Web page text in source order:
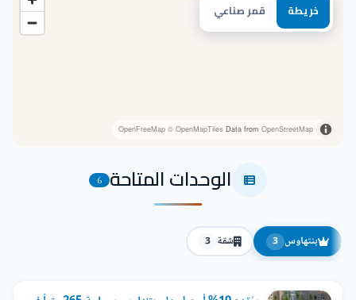
خريطة قمر صناعي
OpenFreeMap © OpenMapTiles Data from OpenStreetMap
الوحدات المتاحة 6
بنتهاوس 3 شقة 3